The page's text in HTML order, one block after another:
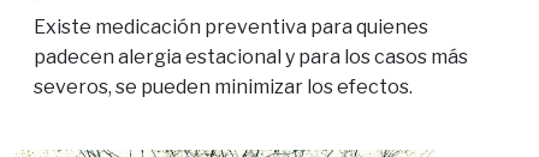
Existe medicación preventiva para quienes
padecen alergia estacional y para los casos más
severos, se pueden minimizar los efectos.